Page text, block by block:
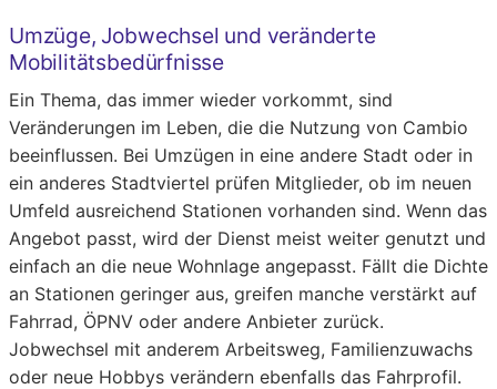
Umzüge, Jobwechsel und veränderte
Mobilitätsbedürfnisse
Ein Thema, das immer wieder vorkommt, sind
Veränderungen im Leben, die die Nutzung von Cambio
beeinflussen. Bei Umzügen in eine andere Stadt oder in
ein anderes Stadtviertel prüfen Mitglieder, ob im neuen
Umfeld ausreichend Stationen vorhanden sind. Wenn das
Angebot passt, wird der Dienst meist weiter genutzt und
einfach an die neue Wohnlage angepasst. Fällt die Dichte
an Stationen geringer aus, greifen manche verstärkt auf
Fahrrad, ÖPNV oder andere Anbieter zurück.
Jobwechsel mit anderem Arbeitsweg, Familienzuwachs
oder neue Hobbys verändern ebenfalls das Fahrprofil.